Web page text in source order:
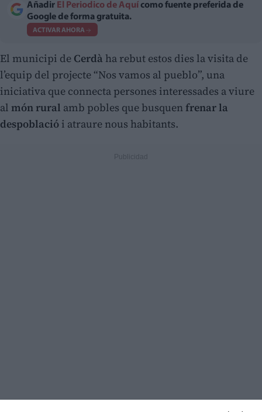
Añadir El Periodico de Aquí como fuente preferida de
Google de forma gratuita.
ACTIVAR AHORA
El municipi de Cerdà ha rebut estos dies la visita de
l’equip del projecte “Nos vamos al pueblo”, una
iniciativa que connecta persones interessades a viure
al món rural amb pobles que busquen frenar la
despoblació i atraure nous habitants.